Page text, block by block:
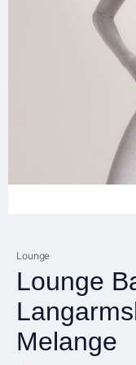
Lounge
Lounge
Melange